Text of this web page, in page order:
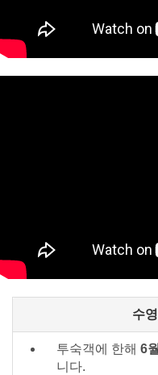
수
투숙객에 한해 6
니다.